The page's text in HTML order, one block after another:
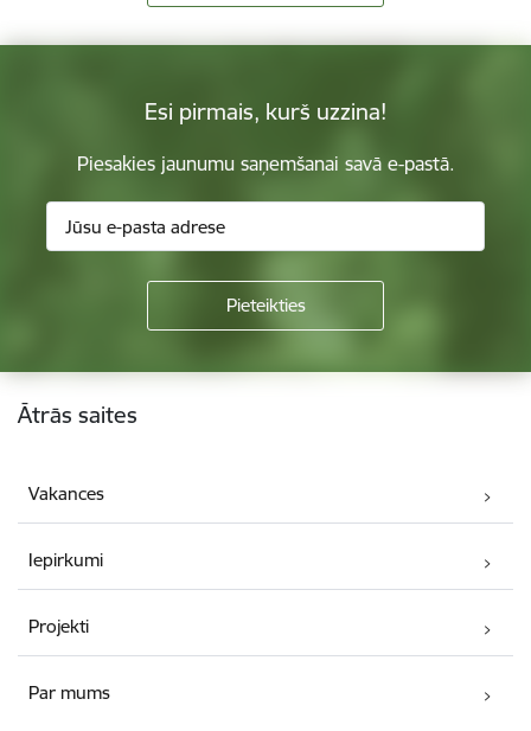
Esi pirmais, kurš uzzina!
Piesakies jaunumu saņemšanai savā e-pastā.
Kājene
Ātrās saites
Vakances
Iepirkumi
Projekti
Par mums